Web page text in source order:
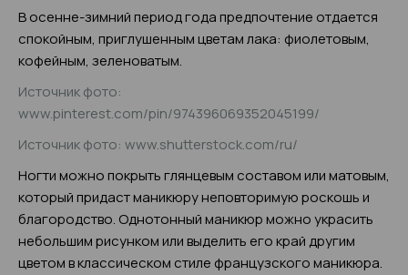
В осенне-зимний период года предпочтение отдается
спокойным, приглушенным цветам лака: фиолетовым,
кофейным, зеленоватым.
Источник фото:
www.pinterest.com/pin/974396069352045199/
Источник фото: www.shutterstock.com/ru/
Ногти можно покрыть глянцевым составом или матовым,
который придаст маникюру неповторимую роскошь и
благородство. Однотонный маникюр можно украсить
небольшим рисунком или выделить его край другим
цветом в классическом стиле французского маникюра.